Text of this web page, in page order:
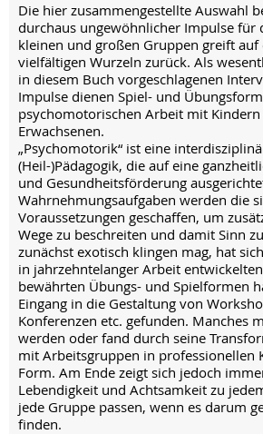
Die hier zusammengestellte Auswahl
durchaus ungewöhnlicher Impulse für
kleinen und großen Gruppen greift
vielfältigen Wurzeln zurück. Als
in diesem Buch vorgeschlagenen
Impulse dienen Spiel- und
psychomotorischen Arbeit mit Kindern
Erwachsenen.
„Psychomotorik“ ist eine
(Heil-)Pädagogik, die auf eine
und Gesundheitsförderung
Wahrnehmungsaufgaben werden die
Voraussetzungen geschaffen, um
Wege zu beschreiten und damit Sinn
zunächst exotisch klingen mag, hat
in jahrzehntelanger Arbeit
bewährten Übungs- und Spielformen
Eingang in die Gestaltung von
Konferenzen etc. gefunden. Manches
werden oder fand durch seine
mit Arbeitsgruppen in professionellen
Form. Am Ende zeigt sich jedoch
Lebendigkeit und Achtsamkeit zu
jede Gruppe passen, wenn es darum
finden.